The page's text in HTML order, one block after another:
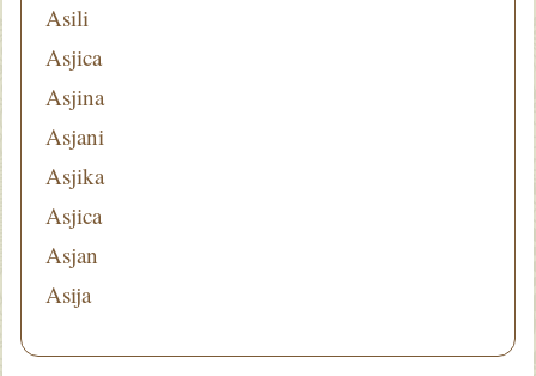
Asili
Asjica
Asjina
Asjani
Asjika
Asjica
Asjan
Asija